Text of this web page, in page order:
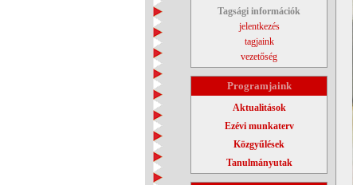
Tagsági információk
jelentkezés
tagjaink
vezetőség
Programjaink
Aktualitások
Ezévi munkaterv
Közgyűlések
Tanulmányutak